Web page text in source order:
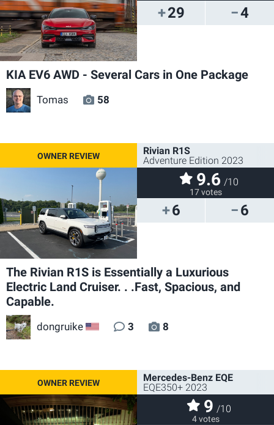
29 4
KIA EV6 AWD - Several Cars in One Package
Tomas 58
6 6
Rivian R1S
Adventure Edition 2023
9.6 /10
17 votes
The Rivian R1S is Essentially a Luxurious
Electric Land Cruiser. . .Fast, Spacious, and
Capable.
dongruike US 3 8
Mercedes-Benz EQE
EQE350+ 2023
9 /10
4 votes